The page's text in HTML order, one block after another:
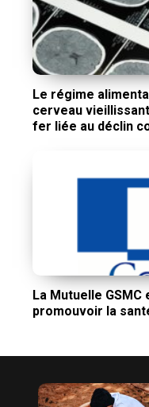
Le régime
cerveau
fer liée au déclin
La Mutuelle
promouvoir la